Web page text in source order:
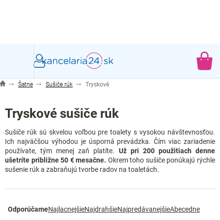
Šatne Sušiče rúk Tryskové
Tryskové sušiče rúk
Sušiče rúk sú skvelou voľbou pre toalety s vysokou návštevnosťou.
Ich najväčšou výhodou je úsporná prevádzka. Čím viac zariadenie
používate, tým menej zaň platíte. Už pri 200 použitiach denne
ušetríte približne 50 € mesačne. Okrem toho sušiče ponúkajú rýchle
sušenie rúk a zabraňujú tvorbe radov na toaletách.
a
OdporúčameNajlacnejšieNajdrahšieNajpredávanejšieAbecedne